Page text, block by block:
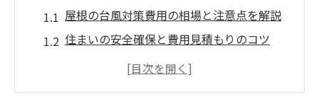
屋根の台風対策費用の相場と注意点を解説
住まいの安全確保と費用見積もりのコツ
屋根の台風対策で失敗しない費用管理法